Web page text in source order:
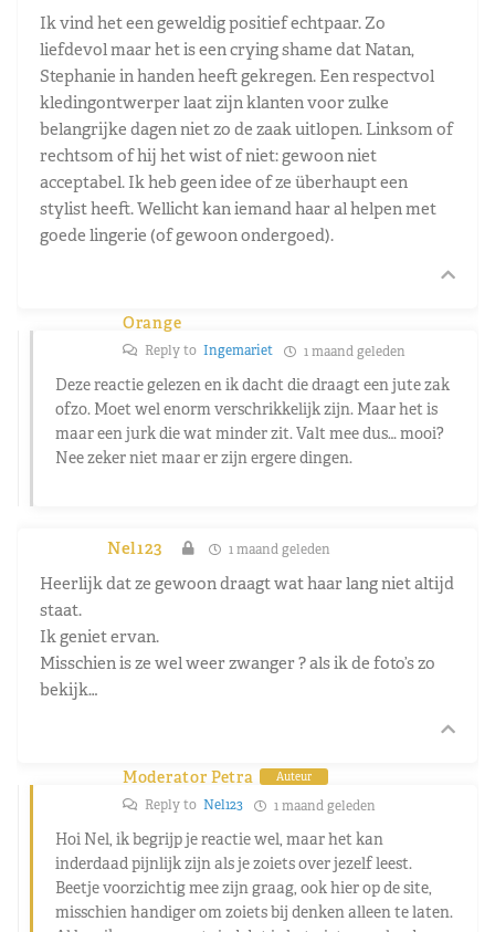
Ik vind het een geweldig positief echtpaar. Zo
liefdevol maar het is een crying shame dat Natan,
Stephanie in handen heeft gekregen. Een respectvol
kledingontwerper laat zijn klanten voor zulke
belangrijke dagen niet zo de zaak uitlopen. Linksom of
rechtsom of hij het wist of niet: gewoon niet
acceptabel. Ik heb geen idee of ze überhaupt een
stylist heeft. Wellicht kan iemand haar al helpen met
goede lingerie (of gewoon ondergoed).
Orange
Reply to Ingemariet 1 maand geleden
Deze reactie gelezen en ik dacht die draagt een jute zak
ofzo. Moet wel enorm verschrikkelijk zijn. Maar het is
maar een jurk die wat minder zit. Valt mee dus… mooi?
Nee zeker niet maar er zijn ergere dingen.
Nel123 1 maand geleden
Heerlijk dat ze gewoon draagt wat haar lang niet altijd
staat.
Ik geniet ervan.
Misschien is ze wel weer zwanger ? als ik de foto’s zo
bekijk…
Moderator Petra Auteur
Reply to Nel123 1 maand geleden
Hoi Nel, ik begrijp je reactie wel, maar het kan
inderdaad pijnlijk zijn als je zoiets over jezelf leest.
Beetje voorzichtig mee zijn graag, ook hier op de site,
misschien handiger om zoiets bij denken alleen te laten.